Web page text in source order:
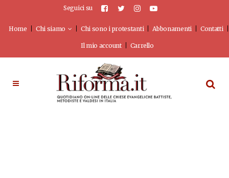
Seguici su
Home Chi siamo Chi sono i protestanti Abbonamenti Contatti
Il mio account Carrello